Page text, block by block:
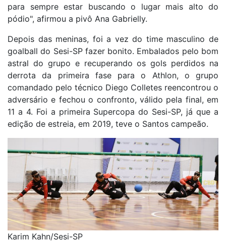
para sempre estar buscando o lugar mais alto do
pódio", afirmou a pivô Ana Gabrielly.
Depois das meninas, foi a vez do time masculino de
goalball do Sesi-SP fazer bonito. Embalados pelo bom
astral do grupo e recuperando os gols perdidos na
derrota da primeira fase para o Athlon, o grupo
comandado pelo técnico Diego Colletes reencontrou o
adversário e fechou o confronto, válido pela final, em
11 a 4. Foi a primeira Supercopa do Sesi-SP, já que a
edição de estreia, em 2019, teve o Santos campeão.
Karim Kahn/Sesi-SP